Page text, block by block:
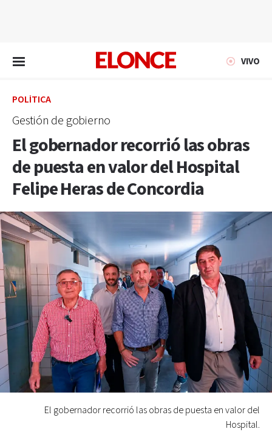
VIVO
POLÍTICA
Gestión de gobierno
El gobernador recorrió las obras
de puesta en valor del Hospital
Felipe Heras de Concordia
El gobernador recorrió las obras de puesta en valor del
Hospital.